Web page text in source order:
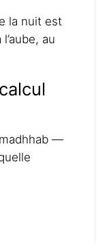
la nuit est
au
—